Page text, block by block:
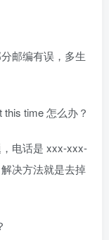
邮编有误，多生
time 怎么办？
电话是 xxx-xxx-
决方法就是去掉